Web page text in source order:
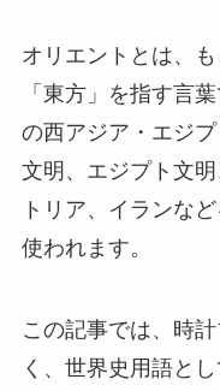
オリエントとは、
「東方」を指す言
の西アジア・エジ
文明、エジプト文
トリア、イランな
使われます。
この記事では、時
く、世界史用語と